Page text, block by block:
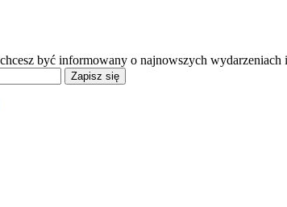
być informowany o najnowszych wydarzeniach
Zapisz się